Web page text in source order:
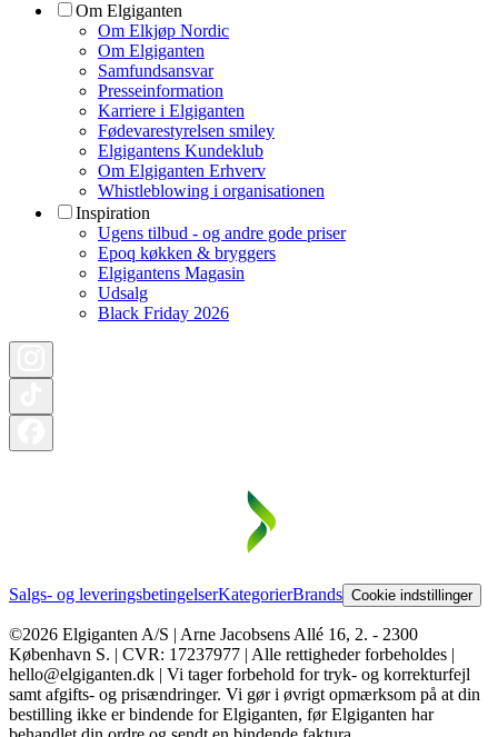
Om Elgiganten
Om Elkjøp Nordic
Om Elgiganten
Samfundsansvar
Presseinformation
Karriere i Elgiganten
Fødevarestyrelsen smiley
Elgigantens Kundeklub
Om Elgiganten Erhverv
Whistleblowing i organisationen
Inspiration
Ugens tilbud - og andre gode priser
Epoq køkken & bryggers
Elgigantens Magasin
Udsalg
Black Friday 2026
Salgs- og leveringsbetingelserKategorierBrands Cookie indstillinger
©2026 Elgiganten A/S | Arne Jacobsens Allé 16, 2. - 2300
København S. | CVR: 17237977 | Alle rettigheder forbeholdes |
hello@elgiganten.dk | Vi tager forbehold for tryk- og korrekturfejl
samt afgifts- og prisændringer. Vi gør i øvrigt opmærksom på at din
bestilling ikke er bindende for Elgiganten, før Elgiganten har